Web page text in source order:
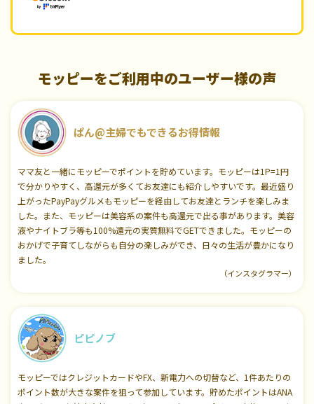
モッピーをご利用中のユーザー様の声
ぱん@主婦でもできるお得情報
ママ友と一緒にモッピーでポイントを貯めています。モッピーは1P=1円
で分かりやすく、高還元が多くてお友達にも紹介しやすいです。最近盛り
上がったPayPayグルメもモッピーを経由してお友達とランチを楽しみま
した。また、モッピーは美容系の案件も高還元で出る事があります。美容
液やナイトブラ等も100%還元の実質無料でGETできました。モッピーの
おかげで子育てしながらも自分の楽しみができ、日々の生活が豊かになり
ました。
（インスタグラマー）
ピピノブ
モッピーではクレジットカードやFX、新電力への切替など、1件あたりの
ポイント数が大きな案件を狙って参加しています。貯めたポイントはANA